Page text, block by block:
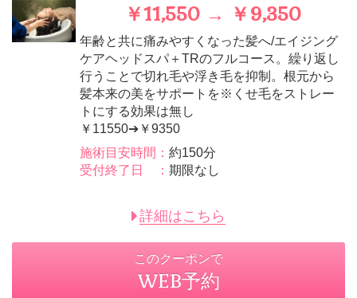
￥11,550 → ￥9,350
年齢と共に痛みやすくなった髪へ/エイジング
ケアヘッドスパ＋TRのフルコース。繰り返し
行うことで切れ毛や浮き毛を抑制。根元から
髪本来の美をサポートを※くせ毛をストレー
トにする効果は無し
￥11550➔￥9350
施術目安時間： 約150分
受付終了日 ： 期限なし
詳細はこちら
このクーポンで
WEB予約